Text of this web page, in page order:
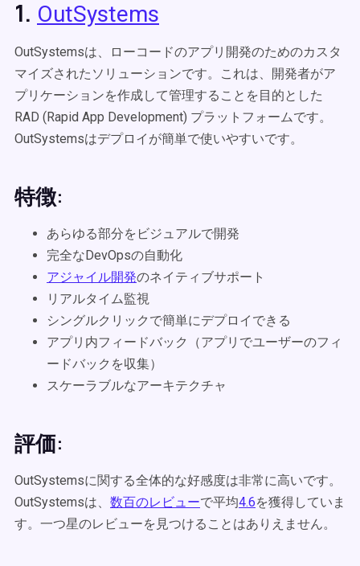
1. OutSystems
OutSystemsは、ローコードのアプリ開発のためのカスタ
マイズされたソリューションです。これは、開発者がア
プリケーションを作成して管理することを目的とした
RAD (Rapid App Development) プラットフォームです。
OutSystemsはデプロイが簡単で使いやすいです。
特徴:
あらゆる部分をビジュアルで開発
完全なDevOpsの自動化
アジャイル開発のネイティブサポート
リアルタイム監視
シングルクリックで簡単にデプロイできる
アプリ内フィードバック（アプリでユーザーのフィ
ードバックを収集）
スケーラブルなアーキテクチャ
評価:
OutSystemsに関する全体的な好感度は非常に高いです。
OutSystemsは、 数百のレビューで平均4.6を獲得していま
す。一つ星のレビューを見つけることはありえません。